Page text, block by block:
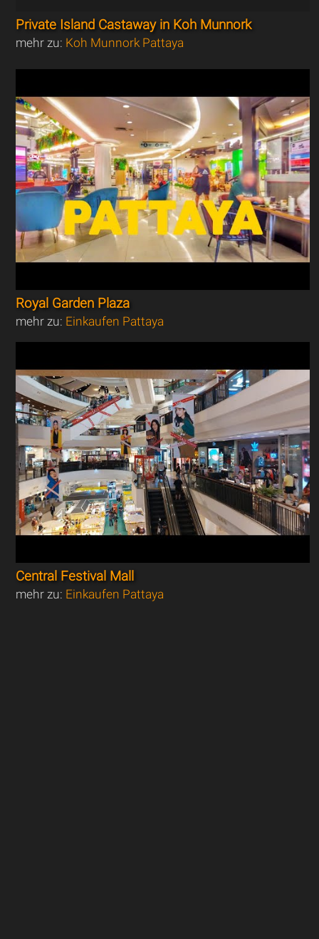
Private Island Castaway in Koh Munnork
mehr zu: Koh Munnork Pattaya
Royal Garden Plaza
mehr zu: Einkaufen Pattaya
Central Festival Mall
mehr zu: Einkaufen Pattaya